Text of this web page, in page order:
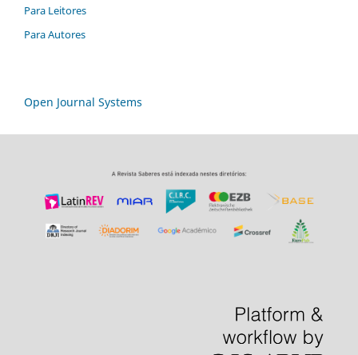
Para Leitores
Para Autores
Open Journal Systems